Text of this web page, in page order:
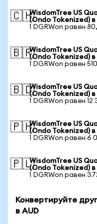
🇨🇭WisdomTree US
(Ondo Tokenized)
1 DGRWon равен
🇧🇷WisdomTree US
(Ondo Tokenized)
1 DGRWon равен
🇧🇩WisdomTree US
(Ondo Tokenized)
1 DGRWon равен 12
🇵🇭WisdomTree US
(Ondo Tokenized)
1 DGRWon равен 6
🇵🇱WisdomTree US
(Ondo Tokenized)
1 DGRWon равен
Конвертируйте
в AUD